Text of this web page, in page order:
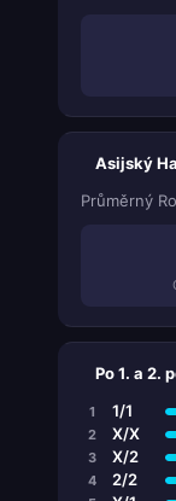
Asijský
Průměrný
Po 1. a 2.
1 1/1
2 X/X
3 X/2
4 2/2